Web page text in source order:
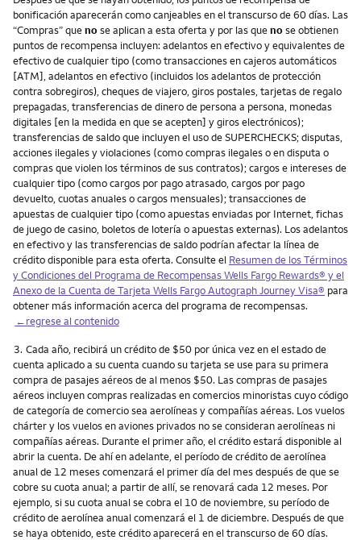
bonificación aparecerán como canjeables en el transcurso de 60 días. Las
“Compras” quenose aplican a esta oferta y por las quenose obtienen
puntos de recompensa incluyen: adelantos en efectivo y equivalentes de
efectivo de cualquier tipo (como transacciones en cajeros automáticos
[ATM], adelantos en efectivo (incluidos los adelantos de protección
contra sobregiros), cheques de viajero, giros postales, tarjetas de regalo
prepagadas, transferencias de dinero de persona a persona, monedas
digitales [en la medida en que se acepten] y giros electrónicos);
transferencias de saldo que incluyen el uso de SUPERCHECKS; disputas,
acciones ilegales y violaciones (como compras ilegales o en disputa o
compras que violen los términos de sus contratos); cargos e intereses de
cualquier tipo (como cargos por pago atrasado, cargos por pago
devuelto, cuotas anuales o cargos mensuales); transacciones de
apuestas de cualquier tipo (como apuestas enviadas por Internet, fichas
de juego de casino, boletos de lotería o apuestas externas). Los adelantos
en efectivo y las transferencias de saldo podrían afectar la línea de
crédito disponible para esta oferta. Consulte el Resumen de los Términos
y Condiciones del Programa de Recompensas Wells Fargo Rewards® y el
Anexo de la Cuenta de Tarjeta Wells Fargo Autograph Journey Visa® para
obtener más información acerca del programa de recompensas.
←regrese al contenido
Nota
3. Cada año, recibirá un crédito de $50 por única vez en el estado de
cuenta aplicado a su cuenta cuando su tarjeta se use para su primera
compra de pasajes aéreos de al menos $50. Las compras de pasajes
aéreos incluyen compras realizadas en comercios minoristas cuyo código
de categoría de comercio sea aerolíneas y compañías aéreas. Los vuelos
chárter y los vuelos en aviones privados no se consideran aerolíneas ni
compañías aéreas. Durante el primer año, el crédito estará disponible al
abrir la cuenta. De ahí en adelante, el período de crédito de aerolínea
anual de 12 meses comenzará el primer día del mes después de que se
cobre su cuota anual; a partir de allí, se renovará cada 12 meses. Por
ejemplo, si su cuota anual se cobra el 10 de noviembre, su período de
crédito de aerolínea anual comenzará el 1 de diciembre. Después de que
se haya obtenido, este crédito aparecerá en el transcurso de 60 días.